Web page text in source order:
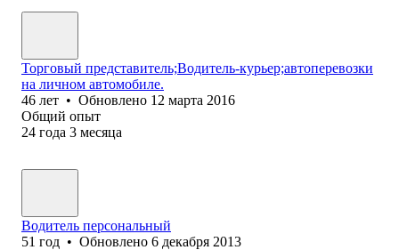
Торговый представитель;Водитель-курьер;автоперевозки
на личном автомобиле.
46 лет • Обновлено 12 марта 2016
Общий опыт
24 года 3 месяца
Водитель персональный
51 год • Обновлено 6 декабря 2013